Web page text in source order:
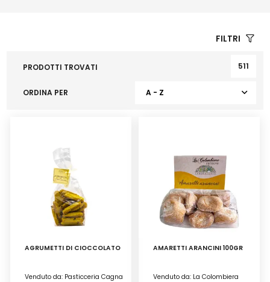
FILTRI
PRODOTTI TROVATI 511
ORDINA PER A - Z
AGRUMETTI DI CIOCCOLATO
Venduto da: Pasticceria Cagna
AMARETTI ARANCINI 100GR
Venduto da: La Colombiera